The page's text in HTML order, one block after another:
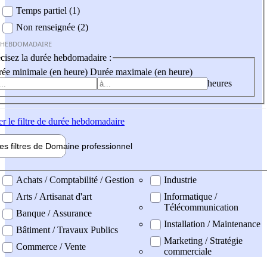
Temps partiel (1)
Non renseignée (2)
la durée hebdomadaire :
minimale (en heure) Durée maximale (en heure)
heures
le filtre de durée hebdomadaire
filtres de Domaine professionnel
professionel
Achats / Comptabilité / Gestion
Arts / Artisanat d'art
Banque / Assurance
Bâtiment / Travaux Publics
Commerce / Vente
Industrie
Informatique /
Télécommunication
Installation / Maintenance
Marketing / Stratégie
commerciale